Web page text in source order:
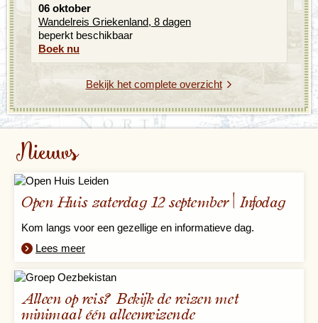
Nieuws
Open Huis zaterdag 12 september | Infodag
Kom langs voor een gezellige en informatieve dag.
Lees meer
Alleen op reis? Bekijk de reizen met
minimaal één alleenreizende
06 oktober
Wandelreis Griekenland, 8 dagen
beperkt beschikbaar
Boek nu
Bekijk het complete overzicht